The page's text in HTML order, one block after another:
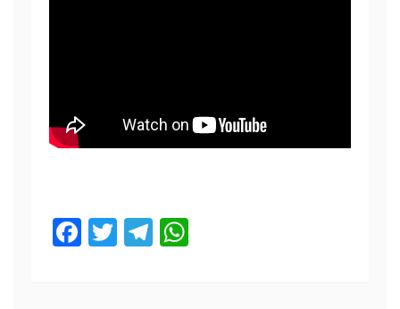
F
T
T